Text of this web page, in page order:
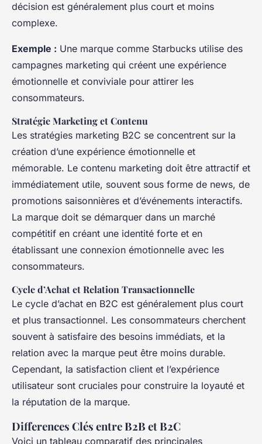
décision est généralement plus court et moins
complexe.
Exemple : Une marque comme Starbucks utilise des
campagnes marketing qui créent une expérience
émotionnelle et conviviale pour attirer les
consommateurs.
Stratégie Marketing et Contenu
Les stratégies marketing B2C se concentrent sur la
création d’une expérience émotionnelle et
mémorable. Le contenu marketing doit être attractif et
immédiatement utile, souvent sous forme de news, de
promotions saisonnières et d’événements interactifs.
La marque doit se démarquer dans un marché
compétitif en créant une identité forte et en
établissant une connexion émotionnelle avec les
consommateurs.
Cycle d’Achat et Relation Transactionnelle
Le cycle d’achat en B2C est généralement plus court
et plus transactionnel. Les consommateurs cherchent
souvent à satisfaire des besoins immédiats, et la
relation avec la marque peut être moins durable.
Cependant, la satisfaction client et l’expérience
utilisateur sont cruciales pour construire la loyauté et
la réputation de la marque.
Differences Clés entre B2B et B2C
Voici un tableau comparatif des principales